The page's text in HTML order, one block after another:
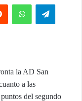
la AD San
a las
del segundo